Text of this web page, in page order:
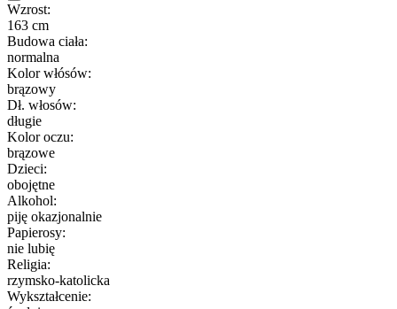
Wzrost:
163 cm
Budowa ciała:
normalna
Kolor włósów:
brązowy
Dł. włosów:
długie
Kolor oczu:
brązowe
Dzieci:
obojętne
Alkohol:
piję okazjonalnie
Papierosy:
nie lubię
Religia:
rzymsko-katolicka
Wykształcenie: